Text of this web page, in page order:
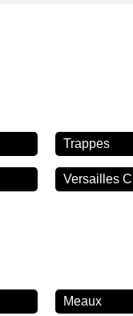
Trappes
Versailles
Meaux